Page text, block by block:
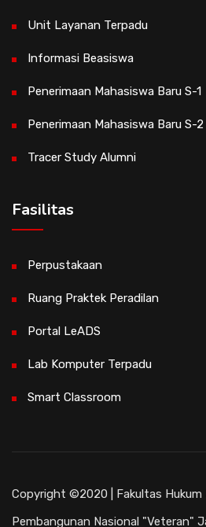
Unit Layanan Terpadu
Informasi Beasiswa
Penerimaan Mahasiswa Baru S-1
Penerimaan Mahasiswa Baru S-2
Tracer Study Alumni
Fasilitas
Perpustakaan
Ruang Praktek Peradilan
Portal LeADS
Lab Komputer Terpadu
Smart Classroom
Copyright ©2020 | Fakultas Hukum
Pembangunan Nasional "Veteran"